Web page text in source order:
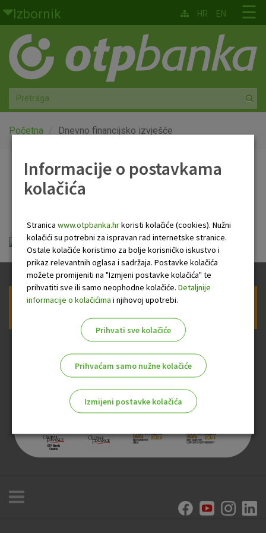
Skoči na glavni sadržaj
Izbornik
Građani
Privatno bankarstvo
Agro
Mala poduzeća i obrtnici
Globalna tržišta
O nama
☰
HR EN
Početna Dnevno financijsko izvješće
Dnevno financijsko
Dnevno financijsko izvješće.pdf
Prijava na newsletter OTP banke
Informacije o postavkama
kolačića
Stranica www.otpbanka.hrkoristi kolačiće (cookies). Nužni
kolačići su potrebni za ispravan rad internetske stranice.
Ostale kolačiće koristimo za bolje korisničko iskustvo i
prikaz relevantnih oglasa i sadržaja. Postavke kolačića
možete promijeniti na "Izmjeni postavke kolačića" te
prihvatiti sve ili samo neophodne kolačiće. Detaljnije
informacije o kolačićima i njihovoj upotrebi.
Prihvati sve kolačiće
Prihvaćam samo nužne kolačiće
Izmijeni postavke kolačića